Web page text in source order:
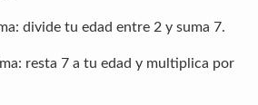
divide tu edad entre 2 y suma 7.
resta 7 a tu edad y multiplica por